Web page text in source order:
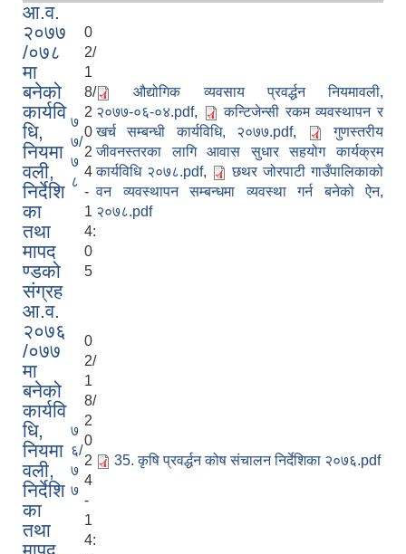
आ.व.
२०७७
/०७८
मा
बनेको
कार्यवि
धि,
नियमा
वली,
निर्देशि
का
तथा
मापद
ण्डको
संग्रह
७
७/
७
८
0
2/
1
8/
2
0
2
4
-
1
4:
0
5
औद्योगिक व्यवसाय प्रवर्द्धन नियमावली,
२०७७-०६-०४.pdf,
कन्टिजेन्सी रकम व्यवस्थापन र
खर्च सम्बन्धी कार्यविधि, २०७७.pdf,
गुणस्तरीय
जीवनस्तरका लागि आवास सुधार सहयोग कार्यक्रम
कार्यविधि २०७८.pdf,
छथर जोरपाटी गाउँपालिकाको
वन व्यवस्थापन सम्बन्धमा व्यवस्था गर्न बनेको ऐन,
२०७८.pdf
आ.व.
२०७६
/०७७
मा
बनेको
कार्यवि
धि,
नियमा
वली,
निर्देशि
का
तथा
मापद
७
६/
७
७
0
2/
1
8/
2
0
2
4
-
1
4:
35. कृषि प्रवर्द्धन कोष संचालन निर्देशिका २०७६.pdf